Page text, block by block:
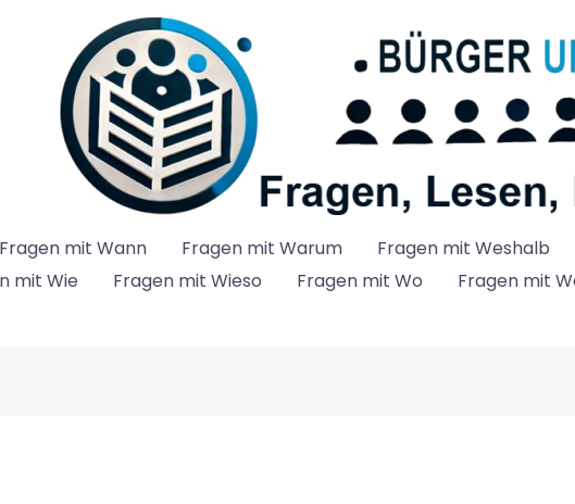
Fragen mit Wann Fragen mit Warum Fragen mit Weshalb
mit Wie Fragen mit Wieso Fragen mit Wo Fragen mit